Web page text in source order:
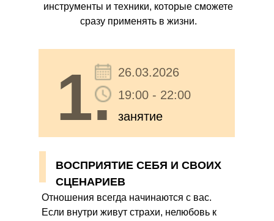
инструменты и техники, которые сможете
сразу применять в жизни.
1. 26.03.2026
19:00 - 22:00
занятие
Отношения всегда начинаются с вас.
Если внутри живут страхи, нелюбовь к
ВОСПРИЯТИЕ СЕБЯ И СВОИХ
СЦЕНАРИЕВ